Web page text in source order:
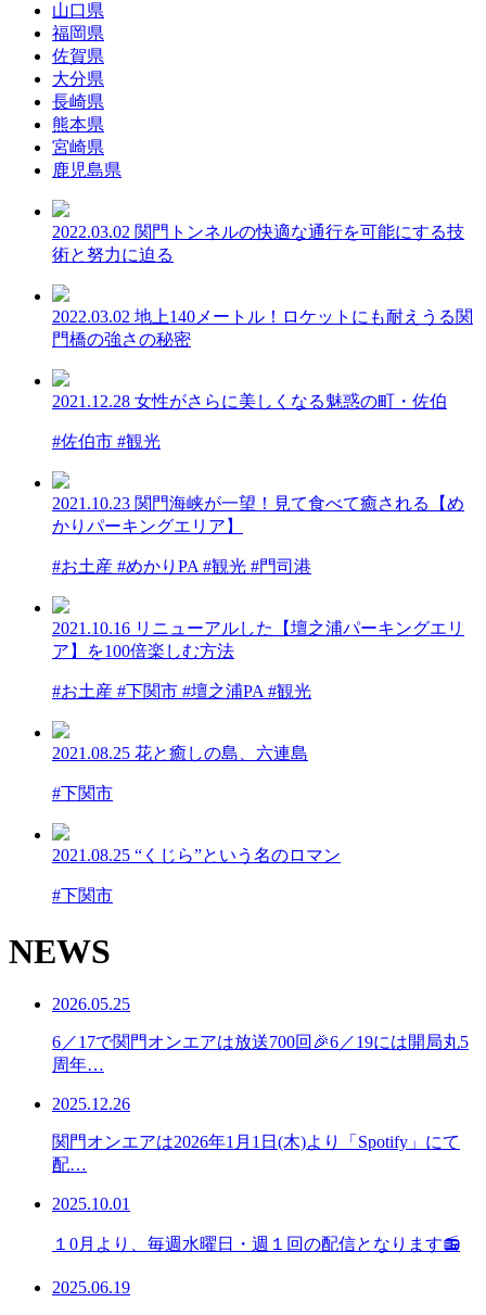
山口県
福岡県
佐賀県
大分県
長崎県
熊本県
宮崎県
鹿児島県
2022.03.02 関門トンネルの快適な通行を可能にする技
術と努力に迫る
2022.03.02 地上140メートル！ロケットにも耐えうる関
門橋の強さの秘密
2021.12.28 女性がさらに美しくなる魅惑の町・佐伯
#佐伯市 #観光
2021.10.23 関門海峡が一望！見て食べて癒される【め
かりパーキングエリア】
#お土産 #めかりPA #観光 #門司港
2021.10.16 リニューアルした【壇之浦パーキングエリ
ア】を100倍楽しむ方法
#お土産 #下関市 #壇之浦PA #観光
2021.08.25 花と癒しの島、六連島
#下関市
2021.08.25 “くじら”という名のロマン
#下関市
NEWS
2026.05.25
6／17で関門オンエアは放送700回🎉6／19には開局丸5
周年…
2025.12.26
関門オンエアは2026年1月1日(木)より「Spotify」にて
配…
2025.10.01
１0月より、毎週水曜日・週１回の配信となります📻
2025.06.19